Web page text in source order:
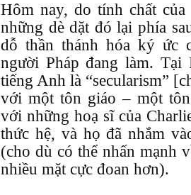
Hôm nay, do tính chất
những dè dặt đó lại phía
dỗ thần thánh hóa ký ức
người Pháp đang làm. Tại
tiếng Anh là “secularism”
với một tôn giáo – một
với những hoạ sĩ của
thức hệ, và họ đã nhắm
(cho dù có thể nhấn mạnh
nhiều mặt cực đoan hơn).